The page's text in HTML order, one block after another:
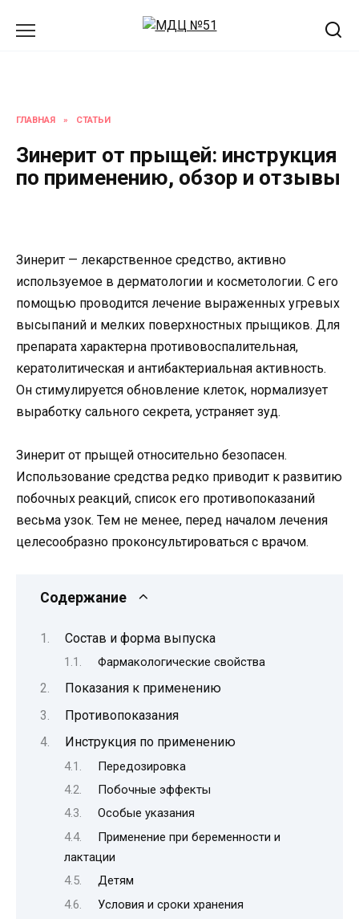
ГЛАВНАЯ » СТАТЬИ
Зинерит от прыщей: инструкция
по применению, обзор и отзывы
Зинерит — лекарственное средство, активно
используемое в дерматологии и косметологии. С его
помощью проводится лечение выраженных угревых
высыпаний и мелких поверхностных прыщиков. Для
препарата характерна противовоспалительная,
кератолитическая и антибактериальная активность.
Он стимулируется обновление клеток, нормализует
выработку сального секрета, устраняет зуд.
Зинерит от прыщей относительно безопасен.
Использование средства редко приводит к развитию
побочных реакций, список его противопоказаний
весьма узок. Тем не менее, перед началом лечения
целесообразно проконсультироваться с врачом.
Содержание
Состав и форма выпуска
Фармакологические свойства
Показания к применению
Противопоказания
Инструкция по применению
Передозировка
Побочные эффекты
Особые указания
Применение при беременности и
лактации
Детям
Условия и сроки хранения